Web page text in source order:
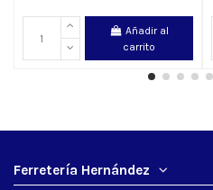
Añadir al
carrito
Ferretería Hernández